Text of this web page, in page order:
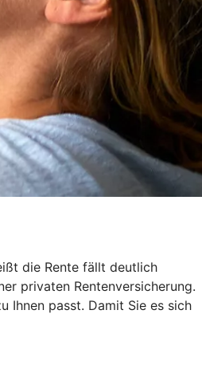
die Rente fällt deutlich
privaten Rentenversicherung.
Ihnen passt. Damit Sie es sich